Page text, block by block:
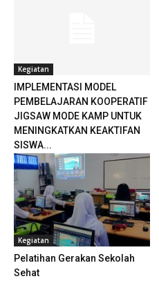
Kegiatan
IMPLEMENTASI MODEL
PEMBELAJARAN KOOPERATIF
JIGSAW MODE KAMP UNTUK
MENINGKATKAN KEAKTIFAN
SISWA...
Kegiatan
Pelatihan Gerakan Sekolah
Sehat